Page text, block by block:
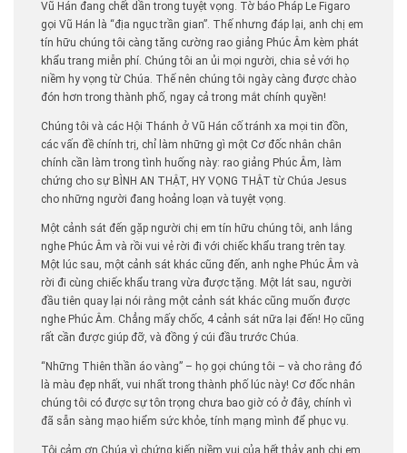
Vũ Hán đang chết dần trong tuyệt vọng. Tờ báo Pháp Le Figaro
gọi Vũ Hán là “địa ngục trần gian”. Thế nhưng đáp lại, anh chị em
tín hữu chúng tôi càng tăng cường rao giảng Phúc Âm kèm phát
khẩu trang miễn phí. Chúng tôi an ủi mọi người, chia sẻ với họ
niềm hy vọng từ Chúa. Thế nên chúng tôi ngày càng được chào
đón hơn trong thành phố, ngay cả trong mắt chính quyền!
Chúng tôi và các Hội Thánh ở Vũ Hán cố tránh xa mọi tin đồn,
các vấn đề chính trị, chỉ làm những gì một Cơ đốc nhân chân
chính cần làm trong tình huống này: rao giảng Phúc Âm, làm
chứng cho sự BÌNH AN THẬT, HY VỌNG THẬT từ Chúa Jesus
cho những người đang hoảng loạn và tuyệt vọng.
Một cảnh sát đến gặp người chị em tín hữu chúng tôi, anh lắng
nghe Phúc Âm và rồi vui vẻ rời đi với chiếc khẩu trang trên tay.
Một lúc sau, một cảnh sát khác cũng đến, anh nghe Phúc Âm và
rời đi cùng chiếc khẩu trang vừa được tặng. Một lát sau, người
đầu tiên quay lại nói rằng một cảnh sát khác cũng muốn được
nghe Phúc Âm. Chẳng mấy chốc, 4 cảnh sát nữa lại đến! Họ cũng
rất cần được giúp đỡ, và đồng ý cúi đầu trước Chúa.
“Những Thiên thần áo vàng” – họ gọi chúng tôi – và cho rằng đó
là màu đẹp nhất, vui nhất trong thành phố lúc này! Cơ đốc nhân
chúng tôi có được sự tôn trọng chưa bao giờ có ở đây, chính vì
đã sẵn sàng mạo hiểm sức khỏe, tính mạng mình để phục vụ.
Tôi cảm ơn Chúa vì chứng kiến ​​niềm vui của hết thảy anh chị em